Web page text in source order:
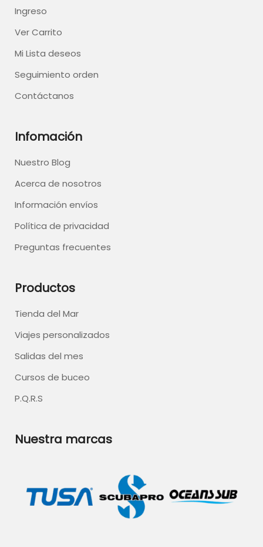
Ingreso
Ver Carrito
Mi Lista deseos
Seguimiento orden
Contáctanos
Infomación
Nuestro Blog
Acerca de nosotros
Información envíos
Política de privacidad
Preguntas frecuentes
Productos
Tienda del Mar
Viajes personalizados
Salidas del mes
Cursos de buceo
P.Q.R.S
Nuestra marcas